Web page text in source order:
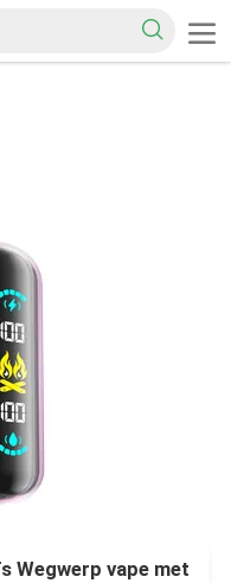
Wegwerp vape met